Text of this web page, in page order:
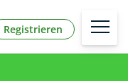
Registrieren